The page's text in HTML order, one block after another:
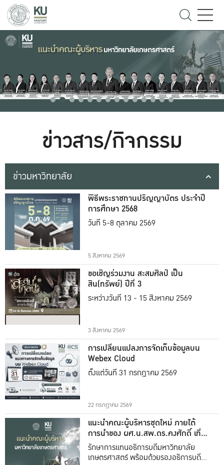
ข่าวสาร/กิจกรรม
ข่าวมหาวิทยาลัย
พิธีพระราชทานปริญญาบัตร ประจำปี
การศึกษา 2568
วันที่ 5-8 ตุลาคม 2569
5 สิงหาคม 2569
ขอเชิญร่วมงาน สะสมศิลป์ เป็น
สิน(ทรัพย์) ปีที่ 3
ระหว่างวันที่ 13 - 15 สิงหาคม 2569
3 สิงหาคม 2569
การเปลี่ยนแปลงการจัดเก็บข้อมูลบน
Webex Cloud
ตั้งแต่วันที่ 31 กรกฎาคม 2569
22 กรกฎาคม 2569
แนะนำคณะผู้บริหารชุดใหม่ ภายใต้
การนำของ ผศ.น.สพ.ดร.คงศักดิ์ เที่ยง
ธรรม
รักษาการแทนอธิการบดีมหาวิทยาลัย
เกษตรศาสตร์ พร้อมด้วยรองอธิการบดีทั้ง